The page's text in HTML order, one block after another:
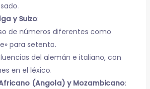
y Suizo:
de números diferentes como
para setenta.
del alemán e italiano, con
en el léxico.
(Angola) y Mozambicano: